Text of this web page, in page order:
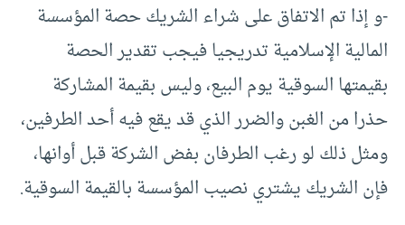
-و إذا تم الاتفاق على شراء الشريك حصة المؤسسة
المالية الإسلامية تدريجيا فيجب تقدير الحصة
بقيمتها السوقية يوم البيع، وليس بقيمة المشاركة
حذرا من الغبن والضرر الذي قد يقع فيه أحد الطرفين،
ومثل ذلك لو رغب الطرفان بفض الشركة قبل أوانها،
فإن الشريك يشتري نصيب المؤسسة بالقيمة السوقية.